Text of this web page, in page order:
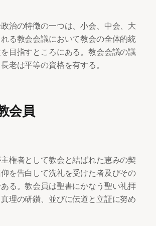
の特徴の一つは、小会、中会、大
る教会会議において教会の全体的統
目指すところにある。教会会議の議
老は平等の資格を有する。
会員
者として教会と結ばれた恵みの契
を告白して洗礼を受けた者及びその
る。教会員は聖書にかなう聖い礼拝
理の研鑽、並びに伝道と立証に努め